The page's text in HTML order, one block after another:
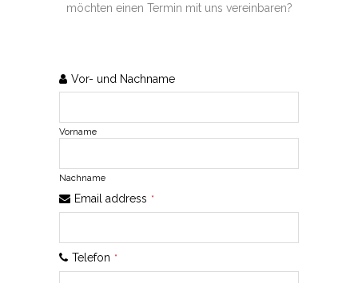
möchten einen Termin mit uns vereinbaren?
Vor- und Nachname
Vorname
Nachname
Email address *
Telefon *